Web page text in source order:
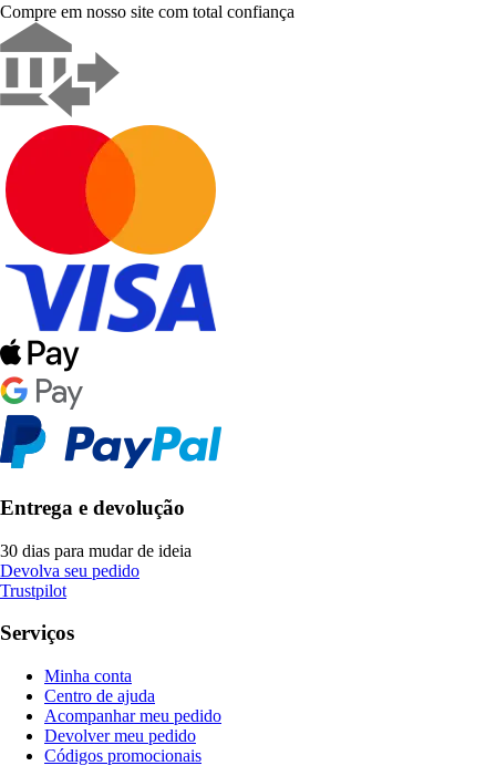
Compre em nosso site com total confiança
Entrega e devolução
30 dias para mudar de ideia
Devolva seu pedido
Trustpilot
Serviços
Minha conta
Centro de ajuda
Acompanhar meu pedido
Devolver meu pedido
Códigos promocionais